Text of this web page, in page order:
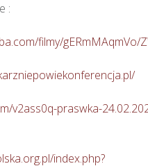
:
filmy/
v2ass0q-praswka-
index.php?